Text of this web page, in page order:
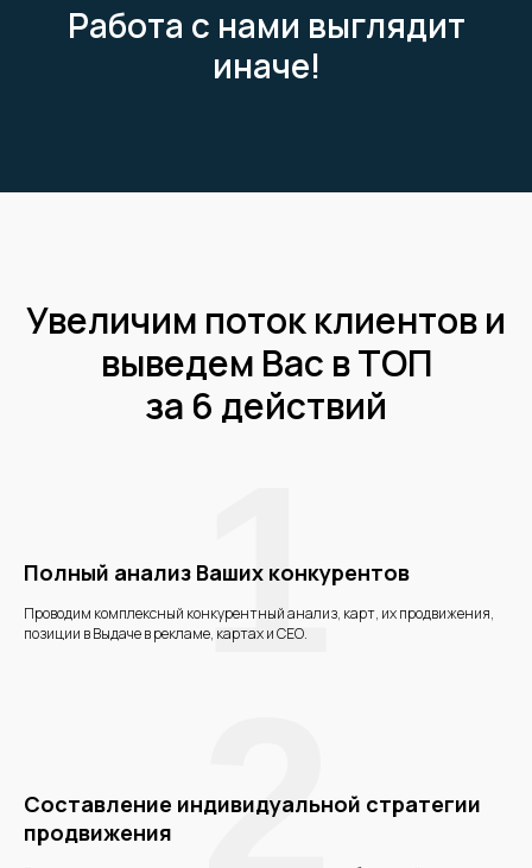
Работа с нами выглядит
иначе!
Увеличим поток клиентов и
выведем Вас в ТОП
за 6 действий
Полный анализ Ваших конкурентов
Проводим комплексный конкурентный анализ, карт, их продвижения,
позиции в Выдаче в рекламе, картах и СЕО.
1
Составление индивидуальной стратегии
продвижения
2